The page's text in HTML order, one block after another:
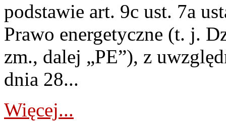
podstawie art. 9c ust. 7a
Prawo energetyczne (t. j.
zm., dalej „PE”), z
dnia 28...
Więcej...